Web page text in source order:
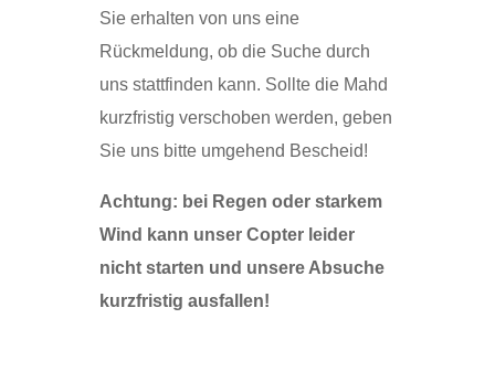
Sie erhalten von uns eine
Rückmeldung, ob die Suche durch
uns stattfinden kann. Sollte die Mahd
kurzfristig verschoben werden, geben
Sie uns bitte umgehend Bescheid!
Achtung: bei Regen oder starkem
Wind kann unser Copter leider
nicht starten und unsere Absuche
kurzfristig ausfallen!